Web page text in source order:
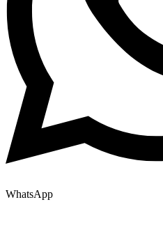
WhatsApp